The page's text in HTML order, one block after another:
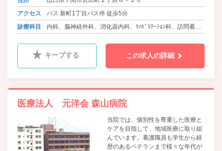
アクセス
バス 新町1丁目バス停 徒歩5分
診療科目
内科、脳神経外科、消化器内科、ﾘﾊﾋﾞﾘﾃｰｼｮﾝ科、訪問看
キープする この求人の詳細
医療法人 元洋会 森山病院
当院では、個別性を尊重した医療と
ケアを目指して、地域医療に取り組
んでいます。看護職員も学生から経
歴のあるベテランまで様々な年代が